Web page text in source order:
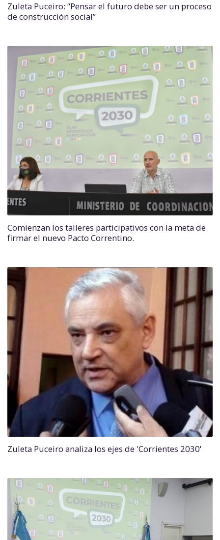
Zuleta Puceiro: “Pensar el futuro debe ser un proceso
de construcción social”
Comienzan los talleres participativos con la meta de
firmar el nuevo Pacto Correntino.
Zuleta Puceiro analiza los ejes de 'Corrientes 2030'